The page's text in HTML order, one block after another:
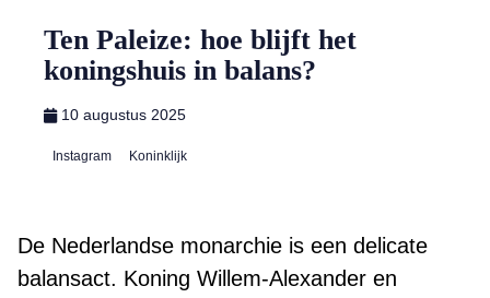
Ten Paleize: hoe blijft het
koningshuis in balans?
10 augustus 2025
Instagram Koninklijk
De Nederlandse monarchie is een delicate
balansact. Koning Willem-Alexander en